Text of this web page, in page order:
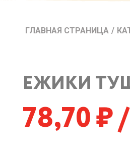
ГЛАВНАЯ СТРАНИЦА /
ЕЖИКИ
78,70